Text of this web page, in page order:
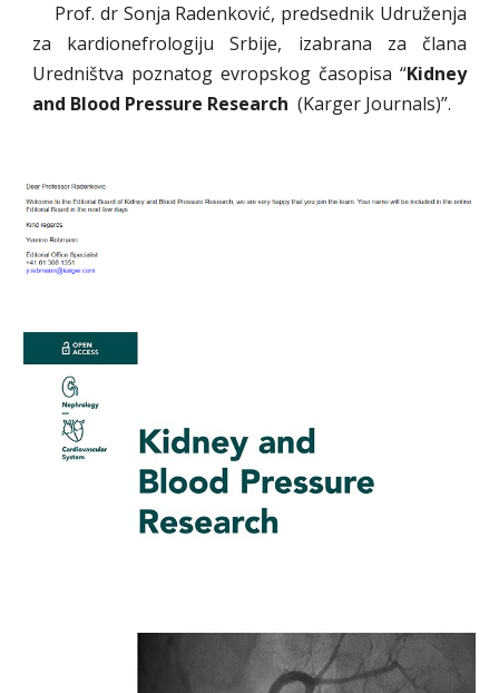
Prof. dr Sonja Radenković, predsednik Udruženja
za kardionefrologiju Srbije, izabrana za člana
Uredništva poznatog evropskog časopisa “Kidney
and Blood Pressure Research (Karger Journals)”.